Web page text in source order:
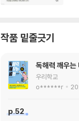
작품 밑줄긋기
독해력 깨우는
우리학교
o******r
p.52